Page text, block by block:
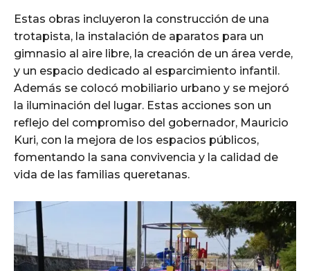
Estas obras incluyeron la construcción de una
trotapista, la instalación de aparatos para un
gimnasio al aire libre, la creación de un área verde,
y un espacio dedicado al esparcimiento infantil.
Además se colocó mobiliario urbano y se mejoró
la iluminación del lugar. Estas acciones son un
reflejo del compromiso del gobernador, Mauricio
Kuri, con la mejora de los espacios públicos,
fomentando la sana convivencia y la calidad de
vida de las familias queretanas.